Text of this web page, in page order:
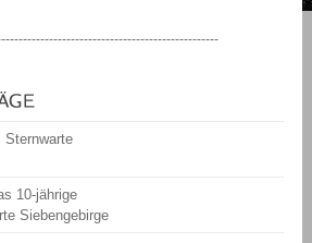
Sternwarte
10-jährige
Siebengebirge